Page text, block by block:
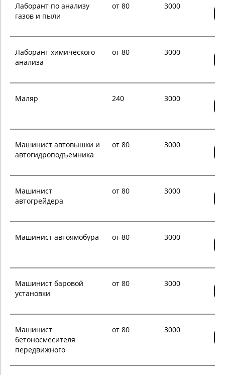
Лаборант по анализу
газов и пыли
от 80 3000
Лаборант химического
анализа
от 80 3000
Маляр 240 3000
Машинист автовышки и
автогидроподъемника
от 80 3000
Машинист
автогрейдера
от 80 3000
Машинист автоямобура от 80 3000
Машинист баровой
установки
от 80 3000
Машинист
бетоносмесителя
передвижного
от 80 3000